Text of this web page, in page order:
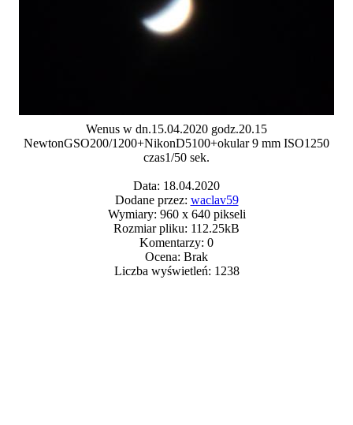
Wenus w dn.15.04.2020 godz.20.15
NewtonGSO200/1200+NikonD5100+okular 9 mm ISO1250
czas1/50 sek.
Data: 18.04.2020
Dodane przez: waclav59
Wymiary: 960 x 640 pikseli
Rozmiar pliku: 112.25kB
Komentarzy: 0
Ocena: Brak
Liczba wyświetleń: 1238